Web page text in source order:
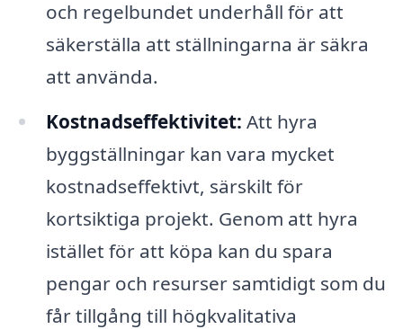
och regelbundet underhåll för att
säkerställa att ställningarna är säkra
att använda.
Kostnadseffektivitet: Att hyra
byggställningar kan vara mycket
kostnadseffektivt, särskilt för
kortsiktiga projekt. Genom att hyra
istället för att köpa kan du spara
pengar och resurser samtidigt som du
får tillgång till högkvalitativa